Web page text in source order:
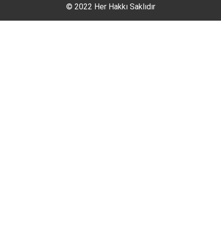
© 2022 Her Hakkı Saklıdır